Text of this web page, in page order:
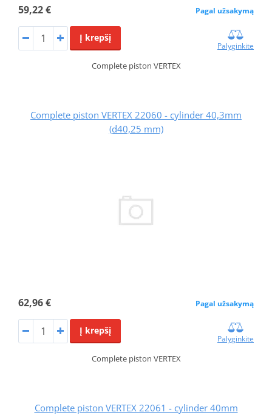
59,22 € Pagal užsakymą
Į krepšį
Palyginkite
Complete piston VERTEX
Complete piston VERTEX 22060 - cylinder 40,3mm
(d40,25 mm)
62,96 € Pagal užsakymą
Į krepšį
Palyginkite
Complete piston VERTEX
Complete piston VERTEX 22061 - cylinder 40mm